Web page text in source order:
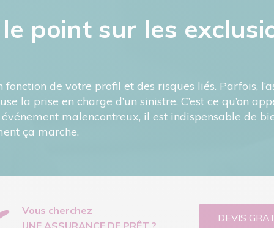
point sur les
de votre profil et des risques liés. Parfois,
la prise en charge d’un sinistre. C’est ce qu’on
malencontreux, il est indispensable de
ça marche.
Vous cherchez
UNE ASSURANCE DE PRÊT ?
DEVIS